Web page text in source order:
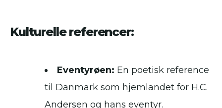
Kulturelle referencer:
Eventyrøen: En poetisk reference
til Danmark som hjemlandet for H.C.
Andersen og hans eventyr.